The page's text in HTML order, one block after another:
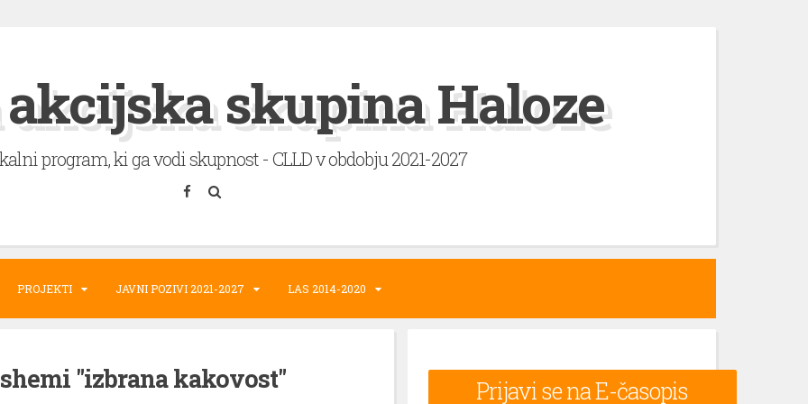
skupina Haloze
program, ki ga vodi skupnost - CLLD v obdobju 2021-2027
PROJEKTI JAVNI POZIVI 2021-2027 LAS 2014-2020
"izbrana kakovost" Prijavi se na E-časopis